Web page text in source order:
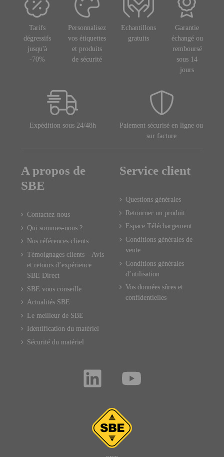
Tarifs
dégressifs
jusqu'à
-70%
Personnalisez
vos étiquettes
et produits
de sécurité
Echantillons
gratuits
Garantie
échangé ou
remboursé
sous 14
jours
Expédition sous 24/48h
Paiement sécurisé en ligne ou
sur facture
A propos de
SBE
Contactez-nous
Qui sommes-nous ?
Nos références clients
Témoignages clients – Avis
et retours d’expérience
SBE Direct
SBE vous conseille
Actualités SBE
Le meilleur de SBE
Identification du matériel
Sécurité du matériel
Service client
Questions générales
Retourner un produit
Espace Téléchargement
Conditions générales de
vente
Conditions générales
d’utilisation
Vos données sûres et
confidentielles